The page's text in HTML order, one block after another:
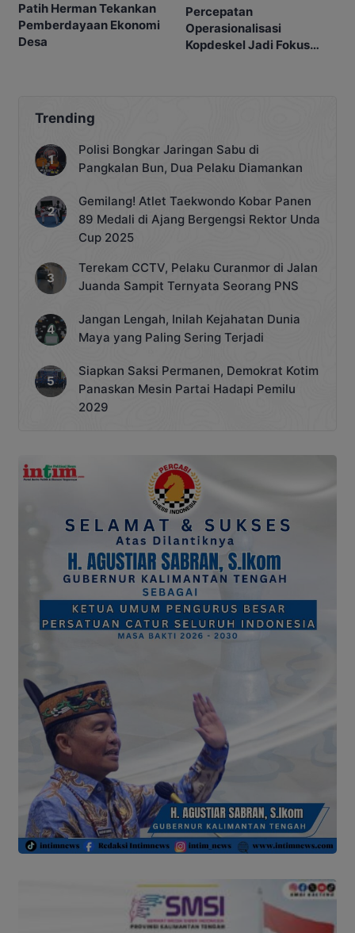
Patih Herman Tekankan
Pemberdayaan Ekonomi
Desa
Percepatan
Operasionalisasi
Kopdeskel Jadi Fokus
Trending
Polisi Bongkar Jaringan Sabu di
Pangkalan Bun, Dua Pelaku Diamankan
Gemilang! Atlet Taekwondo Kobar Panen
89 Medali di Ajang Bergengsi Rektor Unda
Cup 2025
Terekam CCTV, Pelaku Curanmor di Jalan
Juanda Sampit Ternyata Seorang PNS
Jangan Lengah, Inilah Kejahatan Dunia
Maya yang Paling Sering Terjadi
Siapkan Saksi Permanen, Demokrat Kotim
Panaskan Mesin Partai Hadapi Pemilu
2029